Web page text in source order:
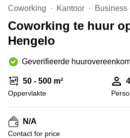
Hengelo
Hilversum
Hoofddorp
Deventer
Rotterdam
Tiel
Zwolle
Bodegraven-
Reeuwijk
Business
center
Arnhem
Business
Amsterdam
Westpoort
Business
center
Hilversum
Coworking Kantoor Business
Coworking te huur
Hengelo
Geverifieerde
50 - 500 m²
Oppervlakte
N/A
Contact for price